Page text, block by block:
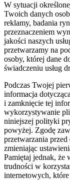
W sytuacji
Twoich danych
reklamy, badania
przeznaczeniem
jakości naszych
przetwarzamy na
osoby, której dane
świadczeniu usług
Podczas Twojej
informacja
i zamknięcie tej
wykorzystywanie
niniejszej polityki
powyżej. Zgodę
przetwarzania
zmieniając
Pamiętaj jednak, że
trudności w
internetowych,